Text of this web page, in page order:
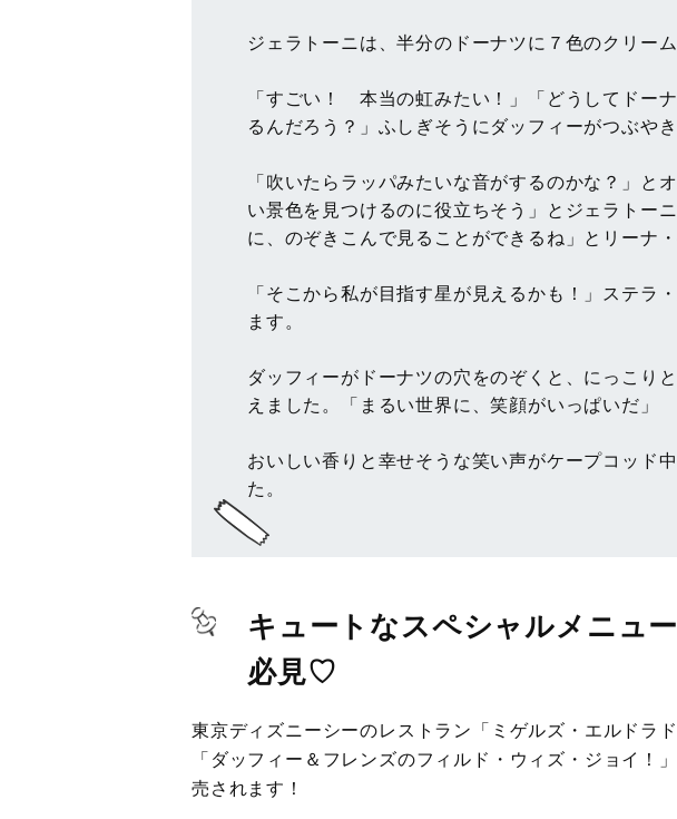
ジェラトーニは、半分のドーナツに７色のクリーム
「すごい！ 本当の虹みたい！」「どうしてドー
るんだろう？」ふしぎそうにダッフィーがつぶやき
「吹いたらラッパみたいな音がするのかな？」と
い景色を見つけるのに役立ちそう」とジェラトー
に、のぞきこんで見ることができるね」とリーナ・
「そこから私が目指す星が見えるかも！」ステラ
ます。
ダッフィーがドーナツの穴をのぞくと、にっこり
えました。「まるい世界に、笑顔がいっぱいだ」
おいしい香りと幸せそうな笑い声がケープコッド
た。
キュートなスペシャルメニュ
必見♡
東京ディズニーシーのレストラン「ミゲルズ・エルドラ
「ダッフィー＆フレンズのフィルド・ウィズ・ジョイ！
売されます！